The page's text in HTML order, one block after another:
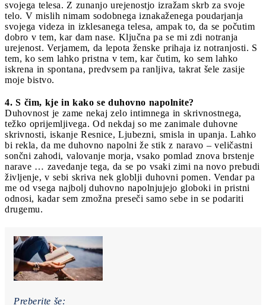
svojega telesa. Z zunanjo urejenostjo izražam skrb za svoje
telo. V mislih nimam sodobnega iznakaženega poudarjanja
svojega videza in izklesanega telesa, ampak to, da se počutim
dobro v tem, kar dam nase. Ključna pa se mi zdi notranja
urejenost. Verjamem, da lepota ženske prihaja iz notranjosti. S
tem, ko sem lahko pristna v tem, kar čutim, ko sem lahko
iskrena in spontana, predvsem pa ranljiva, takrat šele zasije
moje bistvo.
4. S čim, kje in kako se duhovno napolnite?
Duhovnost je zame nekaj zelo intimnega in skrivnostnega,
težko oprijemljivega. Od nekdaj so me zanimale duhovne
skrivnosti, iskanje Resnice, Ljubezni, smisla in upanja. Lahko
bi rekla, da me duhovno napolni že stik z naravo – veličastni
sončni zahodi, valovanje morja, vsako pomlad znova brstenje
narave … zavedanje tega, da se po vsaki zimi na novo prebudi
življenje, v sebi skriva nek globlji duhovni pomen. Vendar pa
me od vsega najbolj duhovno napolnjujejo globoki in pristni
odnosi, kadar sem zmožna preseči samo sebe in se podariti
drugemu.
Preberite še: